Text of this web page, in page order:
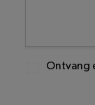
Ontvang